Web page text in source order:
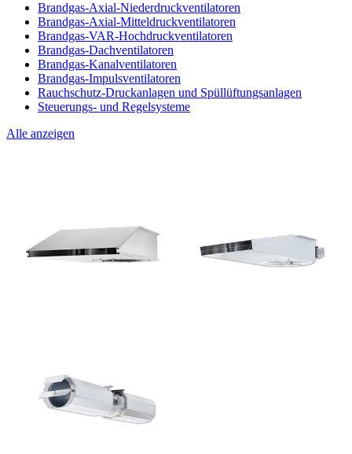
Brandgas-Axial-Niederdruckventilatoren
Brandgas-Axial-Mitteldruckventilatoren
Brandgas-VAR-Hochdruckventilatoren
Brandgas-Dachventilatoren
Brandgas-Kanalventilatoren
Brandgas-Impulsventilatoren
Rauchschutz-Druckanlagen und Spüllüftungsanlagen
Steuerungs- und Regelsysteme
Alle anzeigen